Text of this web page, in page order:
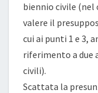
biennio civile (nel
valere il
cui ai punti 1 e 3,
riferimento a due
civili).
Scattata la